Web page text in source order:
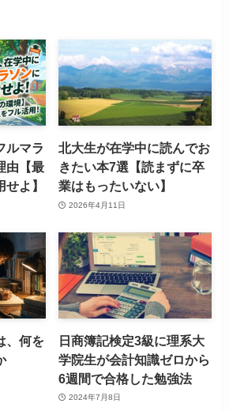
ルマラ
由【最
よ】
北大生が在学中に読んでお
きたい本7選【読まずに卒
業はもったいない】
2026年4月11日
、何を
日商簿記検定3級に理系大
学院生が会計知識ゼロから
6週間で合格した勉強法
2024年7月8日